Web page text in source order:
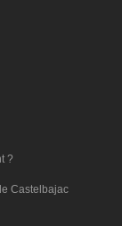
?
Castelbajac